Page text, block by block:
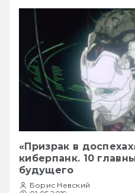
«Призрак в
киберпанк. 10
будущего
Борис Невский